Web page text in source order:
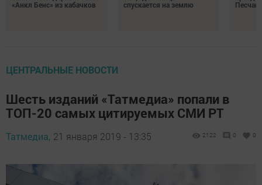
«Анкл Бенс» из кабачков
спускается на землю
ЦЕНТРАЛЬНЫЕ НОВОСТИ
Шесть изданий «Татмедиа» попали в
ТОП-20 самых цитируемых СМИ РТ
Татмедиа, 21 января 2019 - 13:35 2122 0 0